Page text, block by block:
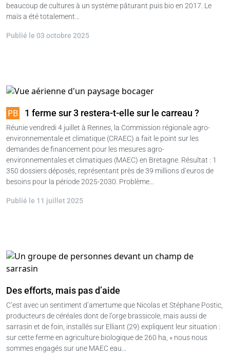
beaucoup de cultures à un système pâturant puis bio en 2017. Le
maïs a été totalement…
Publié le 03 octobre 2025
1 ferme sur 3 restera-t-elle sur le carreau ?
Réunie vendredi 4 juillet à Rennes, la Commission régionale agro-
environnementale et climatique (CRAEC) a fait le point sur les
demandes de financement pour les mesures agro-
environnementales et climatiques (MAEC) en Bretagne. Résultat : 1
350 dossiers déposés, représentant près de 39 millions d’euros de
besoins pour la période 2025-2030. Problème…
Publié le 11 juillet 2025
Des efforts, mais pas d’aide
C’est avec un sentiment d’amertume que Nicolas et Stéphane Postic,
producteurs de céréales dont de l’orge brassicole, mais aussi de
sarrasin et de foin, installés sur Elliant (29) expliquent leur situation :
sur cette ferme en agriculture biologique de 260 ha, « nous nous
sommes engagés sur une MAEC eau…